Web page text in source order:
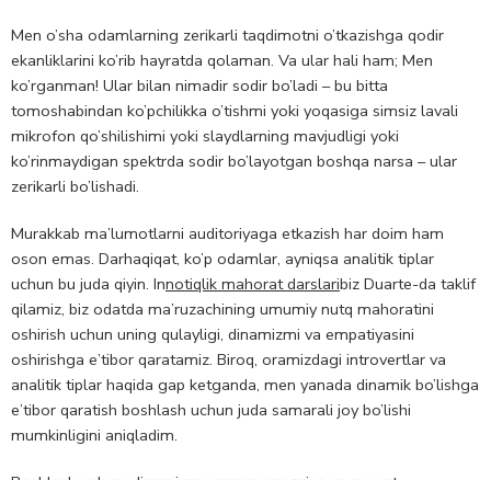
Men o’sha odamlarning zerikarli taqdimotni o’tkazishga qodir
ekanliklarini ko’rib hayratda qolaman. Va ular hali ham; Men
ko’rganman! Ular bilan nimadir sodir bo’ladi – bu bitta
tomoshabindan ko’pchilikka o’tishmi yoki yoqasiga simsiz lavali
mikrofon qo’shilishimi yoki slaydlarning mavjudligi yoki
ko’rinmaydigan spektrda sodir bo’layotgan boshqa narsa – ular
zerikarli bo’lishadi.
Murakkab ma’lumotlarni auditoriyaga etkazish har doim ham
oson emas. Darhaqiqat, ko’p odamlar, ayniqsa analitik tiplar
uchun bu juda qiyin. Innotiqlik mahorat darslaribiz Duarte-da taklif
qilamiz, biz odatda ma’ruzachining umumiy nutq mahoratini
oshirish uchun uning qulayligi, dinamizmi va empatiyasini
oshirishga e’tibor qaratamiz. Biroq, oramizdagi introvertlar va
analitik tiplar haqida gap ketganda, men yanada dinamik bo’lishga
e’tibor qaratish boshlash uchun juda samarali joy bo’lishi
mumkinligini aniqladim.